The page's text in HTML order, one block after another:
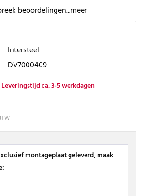
beoordelingen...meer
Intersteel
DV7000409
Leveringstijd ca. 3-5 werkdagen
montageplaat geleverd, maak